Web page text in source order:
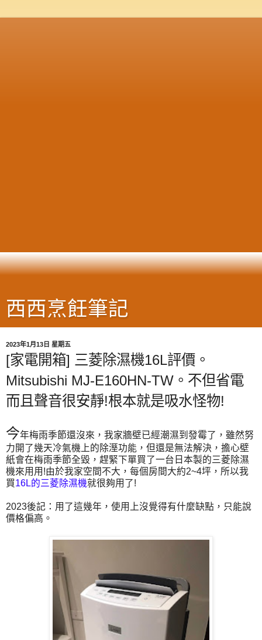
西西烹飪筆記
2023年1月13日 星期五
[家電開箱] 三菱除濕機16L評價。
Mitsubishi MJ-E160HN-TW。不但省電
而且聲音很安靜!根本就是吸水怪物!
今年梅雨季節還沒來，我家牆壁已經潮濕到發霉了，雖然努
力開了幾天冷氣機上的除溼功能，但還是無法解決，擔心壁
紙會在梅雨季節全毀，趕緊下單買了一台日本製的三菱除濕
機來用用!由於我家空間不大，每個房間大約2~4坪，所以我
買16L的三菱除濕機就很夠用了!
2023後記：用了這幾年，使用上沒覺得有什麼缺點，只能說
價格偏高。